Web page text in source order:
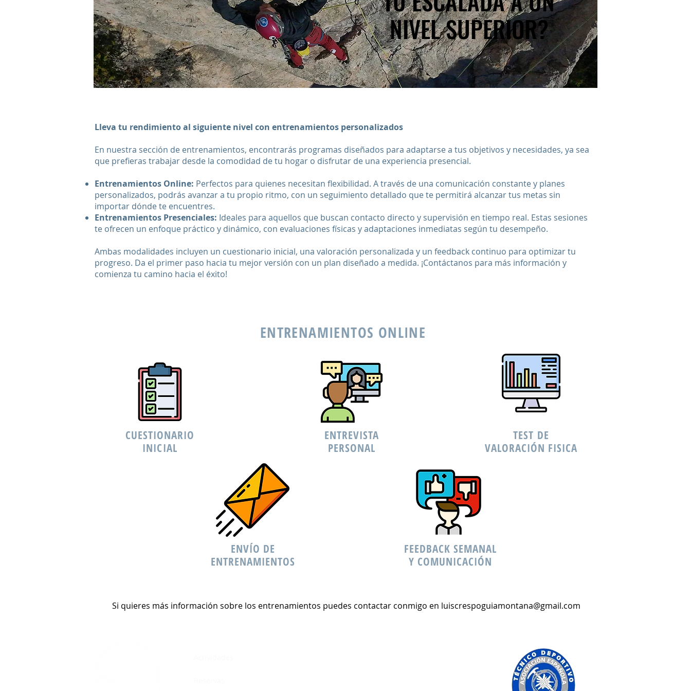
NIVEL SUPERIOR?
NIVEL SUPERIOR?
Lleva tu rendimiento al siguiente nivel con entrenamientos personalizados
En nuestra sección de entrenamientos, encontrarás programas diseñados para adaptarse a tus objetivos y necesidades, ya sea
que prefieras trabajar desde la comodidad de tu hogar o disfrutar de una experiencia presencial.
Entrenamientos Online: Perfectos para quienes necesitan flexibilidad. A través de una comunicación constante y planes
personalizados, podrás avanzar a tu propio ritmo, con un seguimiento detallado que te permitirá alcanzar tus metas sin
importar dónde te encuentres.
Entrenamientos Presenciales: Ideales para aquellos que buscan contacto directo y supervisión en tiempo real. Estas sesiones
te ofrecen un enfoque práctico y dinámico, con evaluaciones físicas y adaptaciones inmediatas según tu desempeño.
Ambas modalidades incluyen un cuestionario inicial, una valoración personalizada y un feedback continuo para optimizar tu
progreso. Da el primer paso hacia tu mejor versión con un plan diseñado a medida. ¡Contáctanos para más información y
comienza tu camino hacia el éxito!
ENTRENAMIENTOS ONLINE
CUESTIONARIO
INICIAL
ENTREVISTA
PERSONAL
TEST DE
VALORACIÓN FISICA
ENVÍO DE
ENTRENAMIENTOS
FEEDBACK SEMANAL
Y COMUNICACIÓN
Si quieres más información sobre los entrenamientos puedes contactar conmigo en luiscrespoguiamontana@gmail.com